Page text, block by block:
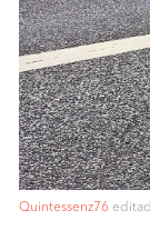
Quintessenz76